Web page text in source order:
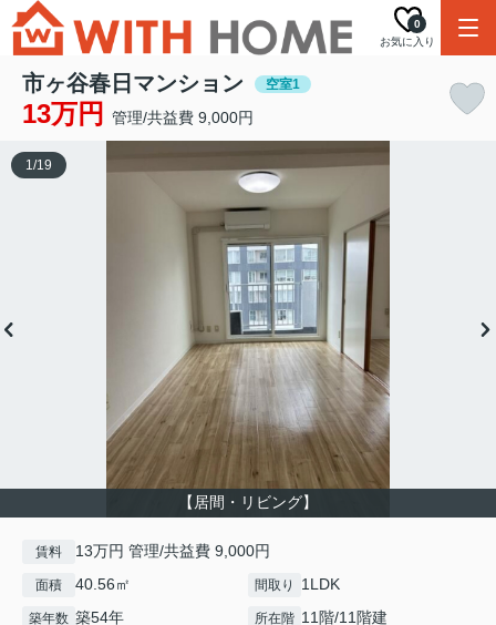
お気に入り
0
市ヶ谷春日マンション 空室1
13万円 管理/共益費 9,000円
【居間・リビング】
1/19
賃料 13万円 管理/共益費 9,000円
面積 40.56㎡ 間取り 1LDK
築年数 築54年 所在階 11階/11階建